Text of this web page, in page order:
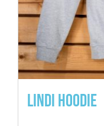
Lindi Hoodie